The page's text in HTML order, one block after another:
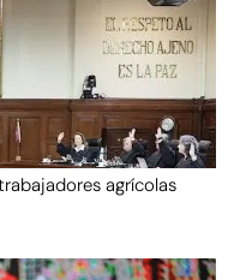
agrícolas